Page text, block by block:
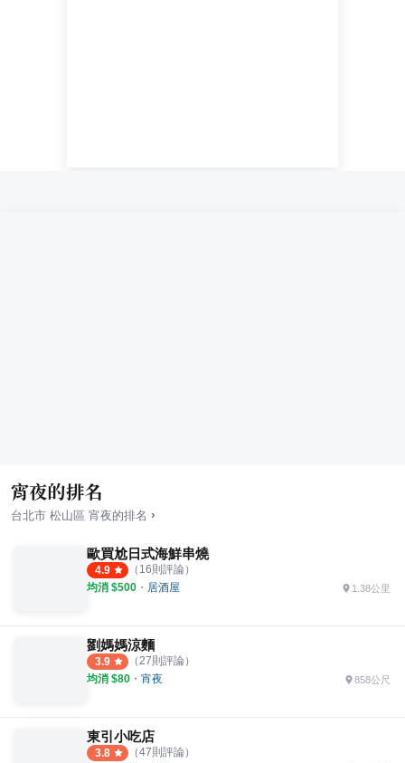
宵夜的排名
台北市 松山區 宵夜的排名 ›
歐買尬日式海鮮串燒
4.9 （ 16則評論）
均消 $500 ・ 居酒屋 1.38公里
劉媽媽涼麵
3.9 （27則評論）
均消 $80 ・ 宵夜 858公尺
東引小吃店
3.8 （47則評論）